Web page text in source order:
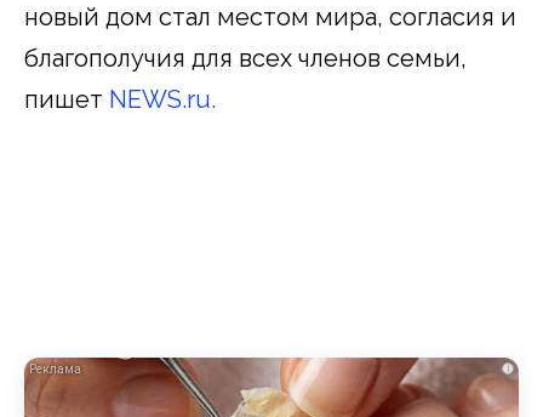
новый дом стал местом мира, согласия и
благополучия для всех членов семьи,
пишет NEWS.ru.
i